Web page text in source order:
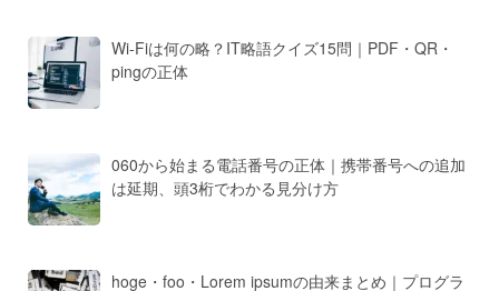
Wi-Fiは何の略？IT略語クイズ15問｜PDF・QR・
pingの正体
060から始まる電話番号の正体｜携帯番号への追加
は延期、頭3桁でわかる見分け方
hoge・foo・Lorem ipsumの由来まとめ｜プログラ